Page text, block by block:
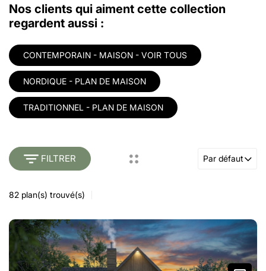
Nos clients qui aiment cette collection
regardent aussi :
CONTEMPORAIN - MAISON - VOIR TOUS
NORDIQUE - PLAN DE MAISON
TRADITIONNEL - PLAN DE MAISON
FILTRER Par défaut
82 plan(s) trouvé(s)